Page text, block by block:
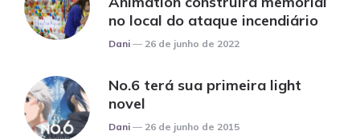
no local do ataque incendiário
Posted
Dani 26 de junho de 2022
No.6 terá sua primeira light
novel
Posted
Dani 26 de junho de 2015